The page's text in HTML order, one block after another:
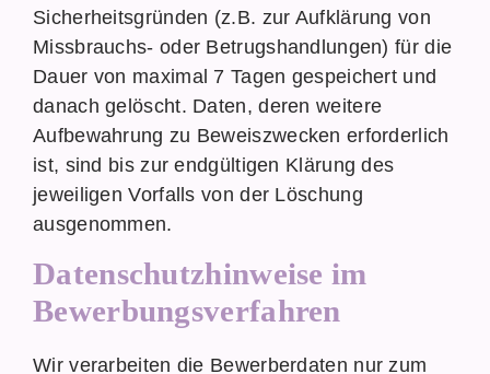
Sicherheitsgründen (z.B. zur Aufklärung von
Missbrauchs- oder Betrugshandlungen) für die
Dauer von maximal 7 Tagen gespeichert und
danach gelöscht. Daten, deren weitere
Aufbewahrung zu Beweiszwecken erforderlich
ist, sind bis zur endgültigen Klärung des
jeweiligen Vorfalls von der Löschung
ausgenommen.
Datenschutzhinweise im
Bewerbungsverfahren
Wir verarbeiten die Bewerberdaten nur zum